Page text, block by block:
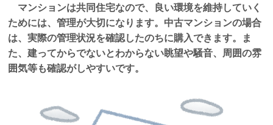
マンションは共同住宅なので、良い環境を維持していく
ためには、管理が大切になります。中古マンションの場合
は、実際の管理状況を確認したのちに購入できます。ま
た、建ってからでないとわからない眺望や騒音、周囲の雰
囲気等も確認がしやすいです。